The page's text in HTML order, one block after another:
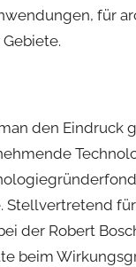
für
den Eindruck
der Robert
beim